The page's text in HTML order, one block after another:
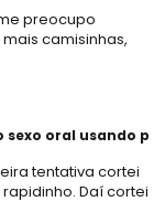
preocupo
camisinhas,
sexo oral usando
tentativa cortei
Daí cortei